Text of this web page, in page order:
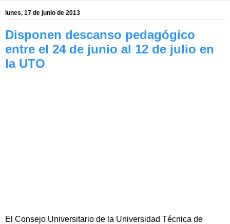
lunes, 17 de junio de 2013
Disponen descanso pedagógico
entre el 24 de junio al 12 de julio en
la UTO
El Consejo Universitario de la Universidad Técnica de